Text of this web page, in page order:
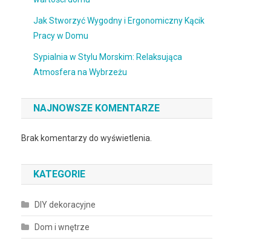
Jak Stworzyć Wygodny i Ergonomiczny Kącik
Pracy w Domu
Sypialnia w Stylu Morskim: Relaksująca
Atmosfera na Wybrzeżu
NAJNOWSZE KOMENTARZE
Brak komentarzy do wyświetlenia.
KATEGORIE
DIY dekoracyjne
Dom i wnętrze